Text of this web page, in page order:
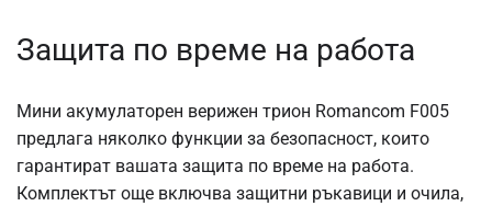
Защита по време на работа
Мини акумулаторен верижен трион Romancom F005
предлага няколко функции за безопасност, които
гарантират вашата защита по време на работа.
Комплектът още включва защитни ръкавици и очила,